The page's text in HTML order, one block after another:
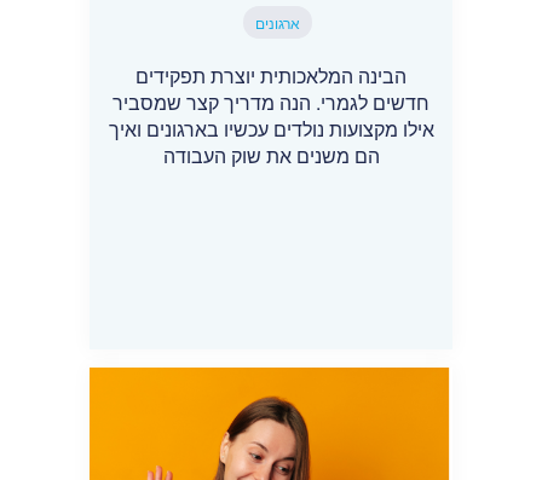
ארגונים
הבינה המלאכותית יוצרת תפקידים
חדשים לגמרי. הנה מדריך קצר שמסביר
אילו מקצועות נולדים עכשיו בארגונים ואיך
הם משנים את שוק העבודה